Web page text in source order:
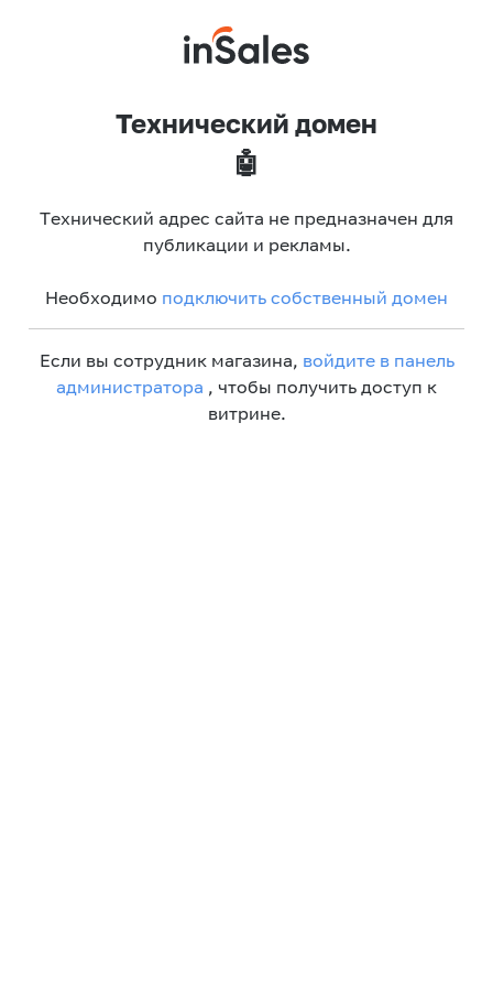
Технический домен
🤖
Технический адрес сайта не предназначен для
публикации и рекламы.
Необходимо подключить собственный домен
Если вы сотрудник магазина, войдите в панель
администратора , чтобы получить доступ к
витрине.